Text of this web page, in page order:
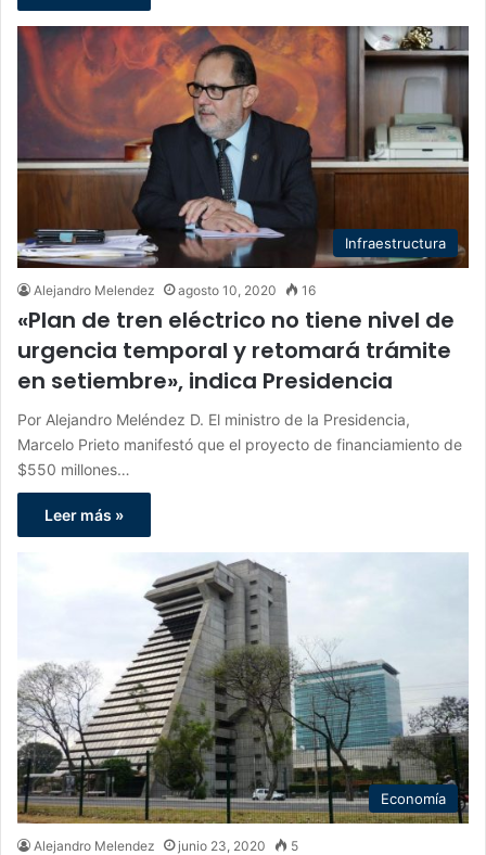
Infraestructura
Alejandro Melendez agosto 10, 2020 16
«Plan de tren eléctrico no tiene nivel de
urgencia temporal y retomará trámite
en setiembre», indica Presidencia
Por Alejandro Meléndez D. El ministro de la Presidencia,
Marcelo Prieto manifestó que el proyecto de financiamiento de
$550 millones…
Leer más »
Economía
Alejandro Melendez junio 23, 2020 5